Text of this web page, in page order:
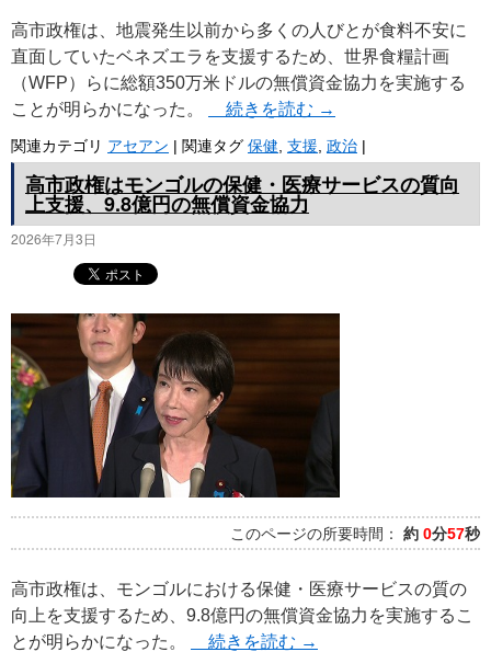
高市政権は、地震発生以前から多くの人びとが食料不安に
直面していたベネズエラを支援するため、世界食糧計画
（WFP）らに総額350万米ドルの無償資金協力を実施する
ことが明らかになった。
続きを読む →
関連カテゴリ アセアン | 関連タグ 保健 支援 政治 |
高市政権はモンゴルの保健・医療サービスの質向
上支援、9.8億円の無償資金協力
2026年7月3日
このページの所要時間： 約 0分57秒
高市政権は、モンゴルにおける保健・医療サービスの質の
向上を支援するため、9.8億円の無償資金協力を実施するこ
とが明らかになった。
続きを読む →